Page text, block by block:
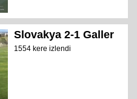
Slovakya 2-1 Galler
1554 kere izlendi